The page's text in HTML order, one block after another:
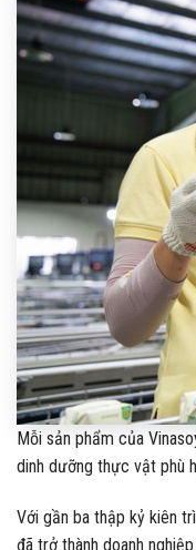
Mỗi sản phẩm của
dinh dưỡng thực vật phù
Với gần ba thập kỷ kiên
đã trở thành doanh